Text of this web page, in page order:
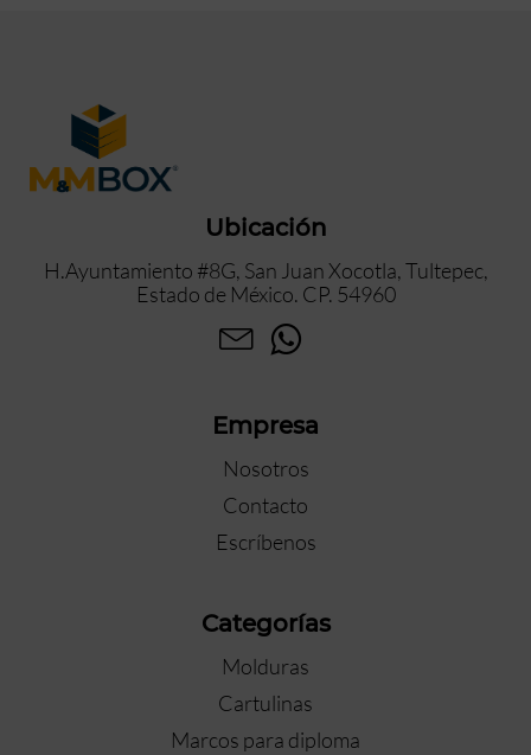
Ubicación
H.Ayuntamiento #8G, San Juan Xocotla, Tultepec,
Estado de México. CP. 54960
Empresa
Nosotros
Contacto
Escríbenos
Categorías
Molduras
Cartulinas
Marcos para diploma